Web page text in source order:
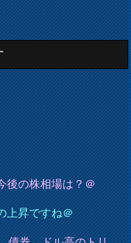
後の株相場は？＠
上昇ですね＠